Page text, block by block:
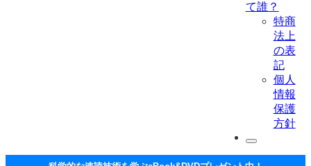
て誰？
特商
法上
の表
記
個人
情報
保護
方針